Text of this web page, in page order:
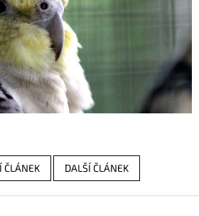
ČLÁNEK DALŠÍ ČLÁNEK